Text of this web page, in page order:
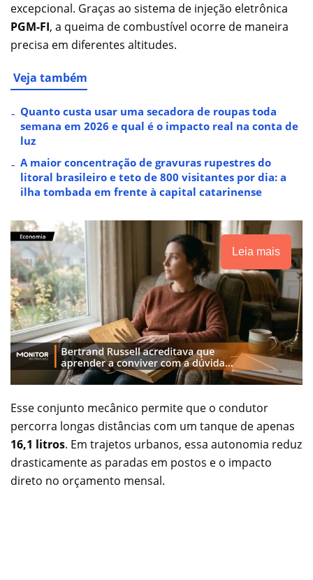
excepcional. Graças ao sistema de injeção eletrônica
PGM-FI, a queima de combustível ocorre de maneira
precisa em diferentes altitudes.
Veja também
Quanto custa usar uma secadora de roupas toda
semana em 2026 e qual é o impacto real na conta de
luz
A maior concentração de gravuras rupestres do
litoral brasileiro e teto de 800 visitantes por dia: a
ilha tombada em frente à capital catarinense
Leia mais
Esse conjunto mecânico permite que o condutor
percorra longas distâncias com um tanque de apenas
16,1 litros. Em trajetos urbanos, essa autonomia reduz
drasticamente as paradas em postos e o impacto
direto no orçamento mensal.